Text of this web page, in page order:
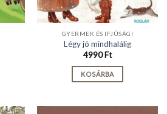
GYERMEK ÉS IFJÚSÁGI
Légy jó mindhalálig
4990Ft
KOSÁRBA